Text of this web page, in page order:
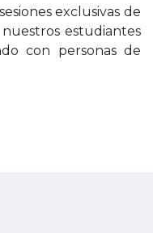
exclusivas de
estudiantes
con personas de